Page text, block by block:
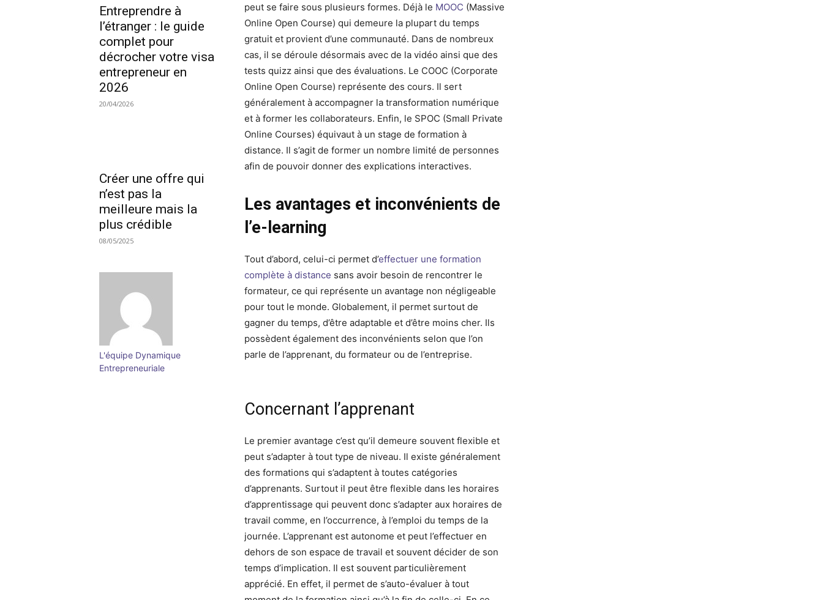
Entreprendre à
l’étranger : le guide
complet pour
décrocher votre visa
entrepreneur en
2026
20/04/2026
Créer une offre qui
n’est pas la
meilleure mais la
plus crédible
08/05/2025
L'équipe Dynamique
Entrepreneuriale
peut se faire sous plusieurs formes. Déjà le MOOC (Massive
Online Open Course) qui demeure la plupart du temps
gratuit et provient d’une communauté. Dans de nombreux
cas, il se déroule désormais avec de la vidéo ainsi que des
tests quizz ainsi que des évaluations. Le COOC (Corporate
Online Open Course) représente des cours. Il sert
généralement à accompagner la transformation numérique
et à former les collaborateurs. Enfin, le SPOC (Small Private
Online Courses) équivaut à un stage de formation à
distance. Il s’agit de former un nombre limité de personnes
afin de pouvoir donner des explications interactives.
Les avantages et inconvénients de
l’e-learning
Tout d’abord, celui-ci permet d’effectuer une formation
complète à distance sans avoir besoin de rencontrer le
formateur, ce qui représente un avantage non négligeable
pour tout le monde. Globalement, il permet surtout de
gagner du temps, d’être adaptable et d’être moins cher. Ils
possèdent également des inconvénients selon que l’on
parle de l’apprenant, du formateur ou de l’entreprise.
Concernant l’apprenant
Le premier avantage c’est qu’il demeure souvent flexible et
peut s’adapter à tout type de niveau. Il existe généralement
des formations qui s’adaptent à toutes catégories
d’apprenants. Surtout il peut être flexible dans les horaires
d’apprentissage qui peuvent donc s’adapter aux horaires de
travail comme, en l’occurrence, à l’emploi du temps de la
journée. L’apprenant est autonome et peut l’effectuer en
dehors de son espace de travail et souvent décider de son
temps d’implication. Il est souvent particulièrement
apprécié. En effet, il permet de s’auto-évaluer à tout